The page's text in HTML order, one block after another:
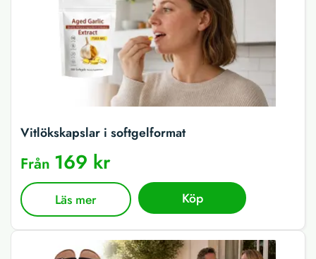
Vitlökskapslar i softgelformat
Från 169 kr
Läs mer Köp